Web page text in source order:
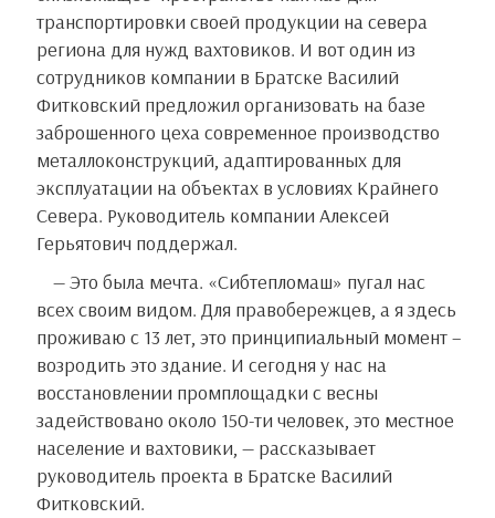
транспортировки своей продукции на севера
региона для нужд вахтовиков. И вот один из
сотрудников компании в Братске Василий
Фитковский предложил организовать на базе
заброшенного цеха современное производство
металлоконструкций, адаптированных для
эксплуатации на объектах в условиях Крайнего
Севера. Руководитель компании Алексей
Герьятович поддержал.
— Это была мечта. «Сибтепломаш» пугал нас
всех своим видом. Для правобережцев, а я здесь
проживаю с 13 лет, это принципиальный момент –
возродить это здание. И сегодня у нас на
восстановлении промплощадки с весны
задействовано около 150-ти человек, это местное
население и вахтовики, — рассказывает
руководитель проекта в Братске Василий
Фитковский.